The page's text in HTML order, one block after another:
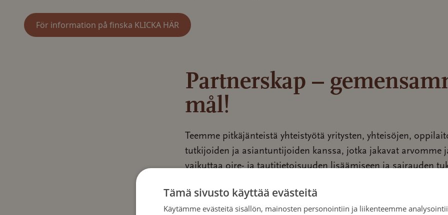
För information på finska KLICKA HÄR
Partnerskap –
mål!
Teemme pitkäjänteistä yhteistyötä yritysten, yhteisöjen,
tutkijoiden ja asiantuntijoiden kanssa, jotka jakavat arvomme
vaikuttaa oire- ja tautitietoisuuden lisäämiseen ja sairauden
ideointia, näkyvyyttä ja mahdollisuus rakentaa jotain
Tämä sivusto käyttää evästeitä
Käytämme evästeitä sisällön, mainosten personointiin ja liikenteemme